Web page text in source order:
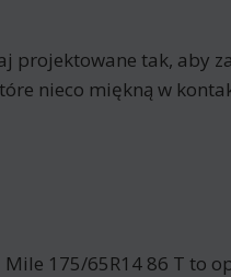
projektowane tak, aby
nieco miękną w
Mile 175/65R14 86 T to